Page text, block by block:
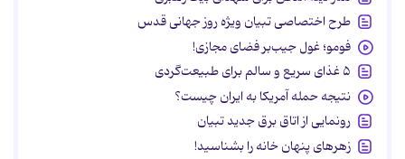
طرح اختصاصی تبیان ویژه روز جهانی قدس
فومو؛ غول جیب‌بر فضای مجازی!
۵ غذای سریع و سالم برای طبیعت‌گردی
نتیجه حمله آمریکا به ایران چیست؟
رونمایی از اتاق برق جدید تبیان
زهرهای پنهان خانه را بشناسید!